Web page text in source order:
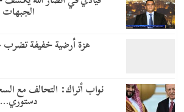
الجبهات
هزة أرضية خفيفة
نواب أتراك: التحالف مع
دستوري…